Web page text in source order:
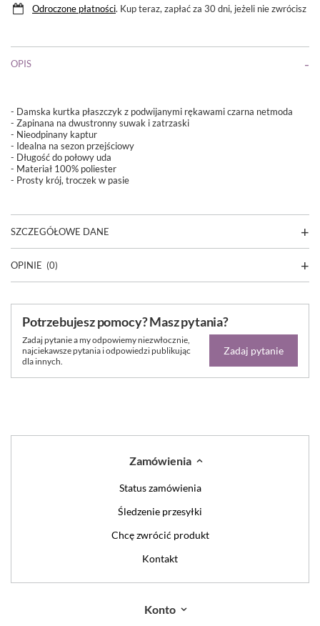
Odroczone płatności. Kup teraz, zapłać za 30 dni, jeżeli nie zwrócisz
OPIS
- Damska kurtka płaszczyk z podwijanymi rękawami czarna netmoda
- Zapinana na dwustronny suwak i zatrzaski
- Nieodpinany kaptur
- Idealna na sezon przejściowy
- Długość do połowy uda
- Materiał 100% poliester
- Prosty krój, troczek w pasie
SZCZEGÓŁOWE DANE
OPINIE (0)
Potrzebujesz pomocy? Masz pytania?
Zadaj pytanie a my odpowiemy niezwłocznie,
najciekawsze pytania i odpowiedzi publikując
dla innych.
Zadaj pytanie
Zamówienia
Status zamówienia
Śledzenie przesyłki
Chcę zwrócić produkt
Kontakt
Konto